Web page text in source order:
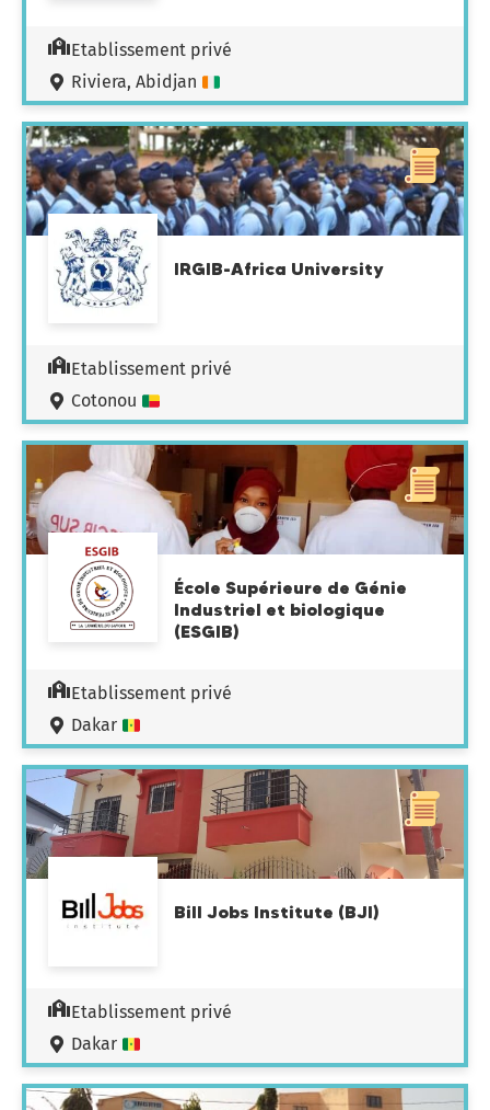
Etablissement privé
Riviera, Abidjan
IRGIB-Africa University
Etablissement privé
Cotonou
École Supérieure de Génie
Industriel et biologique
(ESGIB)
Etablissement privé
Dakar
Bill Jobs Institute (BJI)
Etablissement privé
Dakar